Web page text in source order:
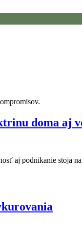
doma aj
aj podnikanie